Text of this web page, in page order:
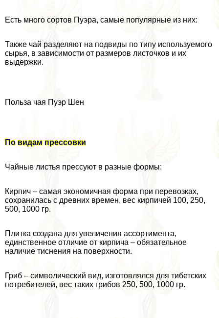
Есть много сортов Пуэра, самые популярные из них:
Также чай разделяют на подвиды по типу используемого
сырья, в зависимости от размеров листочков и их
выдержки.
Польза чая Пуэр Шен
По видам прессовки
Чайные листья прессуют в разные формы:
Кирпич – самая экономичная форма при перевозках,
сохранилась с древних времен, вес кирпичей 100, 250,
500, 1000 гр.
Плитка создана для увеличения ассортимента,
единственное отличие от кирпича – обязательное
наличие тиснения на поверхности.
Гриб – символический вид, изготовлялся для тибетских
потребителей, вес таких грибов 250, 500, 1000 гр.